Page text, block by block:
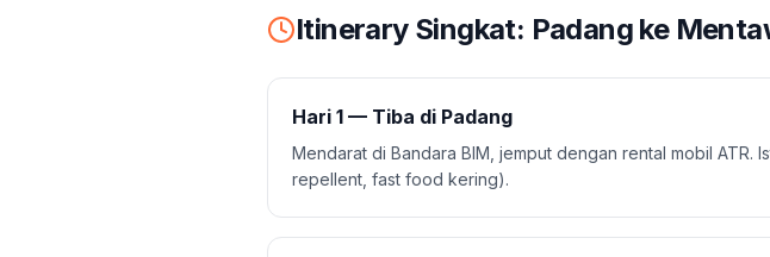
Itinerary Singkat: Padang ke
Hari 1 — Tiba di Padang
Mendarat di Bandara BIM, jemput dengan rental mobil ATR.
repellent, fast food kering).